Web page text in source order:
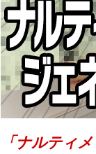
「ナルティ